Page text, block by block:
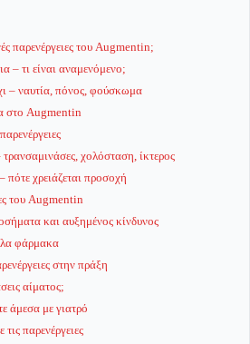
παρενέργειες του Augmentin;
– τι είναι αναμενόμενο;
– ναυτία, πόνος, φούσκωμα
στο Augmentin
χολόσταση, ίκτερος
χρειάζεται προσοχή
του Augmentin
και αυξημένος κίνδυνος
φάρμακα
στην πράξη
αίματος;
άμεσα με γιατρό
παρενέργειες